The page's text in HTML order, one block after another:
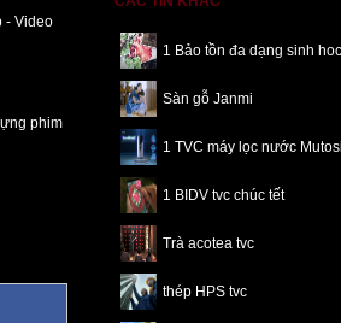
- Video
phim
1 Bảo tồn đa dạng sinh hoc
Sàn gỗ Janmi
1 TVC máy lọc nước
1 BIDV tvc chúc tết
Trà acotea tvc
thép HPS tvc